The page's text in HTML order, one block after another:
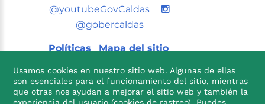
@youtubeGovCaldas
@gobercaldas
Políticas Mapa del sitio
Usamos cookies en nuestro sitio web. Algunas de ellas
son esenciales para el funcionamiento del sitio, mientras
que otras nos ayudan a mejorar el sitio web y también la